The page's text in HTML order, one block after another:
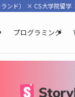
ンド） × CS大学院留
プログラミング